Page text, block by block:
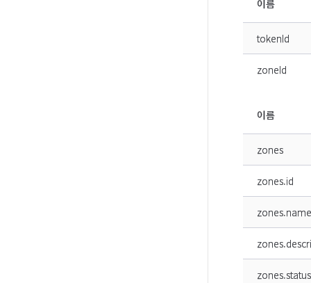
이름
tokenId
zoneId
이름
zones
zones.id
zones.name
zones.status